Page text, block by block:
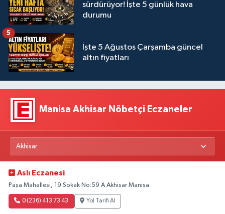
sürdürüyor! İşte 5 günlük hava
durumu
İşte 5 Ağustos Çarşamba güncel
altın fiyatları
5
Manisa Akhisar Nöbetçi Eczaneler
Aslı Eczanesi
Paşa Mahallesi, 19 Sokak No:59 A Akhisar Manisa
0 (236) 413 73 43 Yol Tarifi Al